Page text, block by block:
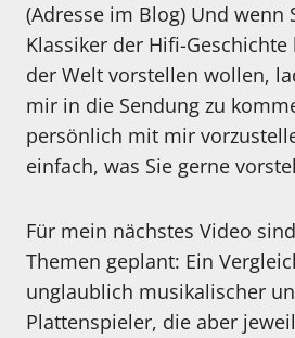
(Adresse im Blog) Und wenn
Klassiker der Hifi-Geschichte
der Welt vorstellen wollen,
mir in die Sendung zu
persönlich mit mir
einfach, was Sie gerne
Für mein nächstes Video
Themen geplant: Ein
unglaublich musikalischer
Plattenspieler, die aber